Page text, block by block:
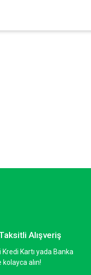
Alışveriş
Kartı yada Banka
kolayca alın!